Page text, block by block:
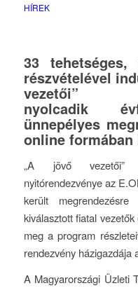
HÍREK
33
részvételével
vezetői”
nyolcadik
ünnepélyes
online
„A jövő vezetői”
nyitórendezvénye az
került
kiválasztott fiatal
meg a program
rendezvény házigazdája
A Magyarországi Üzleti